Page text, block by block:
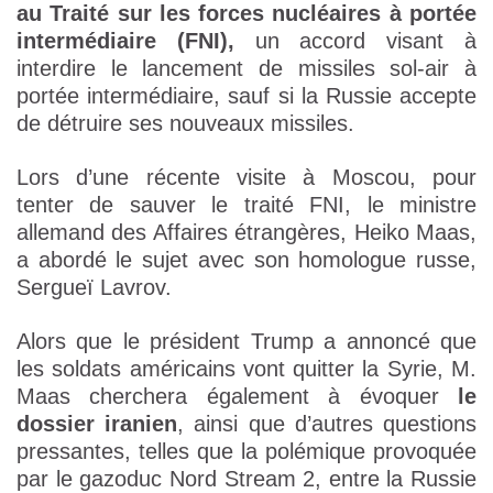
au Traité sur les forces nucléaires à portée
intermédiaire (FNI), un accord visant à
interdire le lancement de missiles sol-air à
portée intermédiaire, sauf si la Russie accepte
de détruire ses nouveaux missiles.
Lors d’une récente visite à Moscou, pour
tenter de sauver le traité FNI, le ministre
allemand des Affaires étrangères, Heiko Maas,
a abordé le sujet avec son homologue russe,
Sergueï Lavrov.
Alors que le président Trump a annoncé que
les soldats américains vont quitter la Syrie, M.
Maas cherchera également à évoquer
le
dossier iranien, ainsi que d’autres questions
pressantes, telles que la polémique provoquée
par le gazoduc Nord Stream 2, entre la Russie